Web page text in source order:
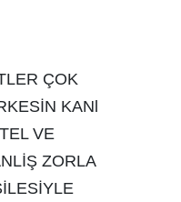
ÇOK
KANl
VE
ZORLA